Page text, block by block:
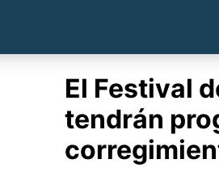
El Festival
tendrán